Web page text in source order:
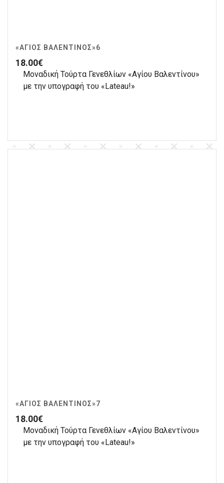
«ΆΓΙΟΣ ΒΑΛΕΝΤΊΝΟΣ»6
18.00€
Μοναδική Τούρτα Γενεθλίων «Αγίου Βαλεντίνου»
με την υπογραφή του «Lateau!»
«ΆΓΙΟΣ ΒΑΛΕΝΤΊΝΟΣ»7
18.00€
Μοναδική Τούρτα Γενεθλίων «Αγίου Βαλεντίνου»
με την υπογραφή του «Lateau!»